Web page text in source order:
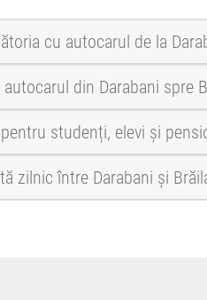
cu autocarul de la
din Darabani spre
studenți, elevi și
zilnic între Darabani și